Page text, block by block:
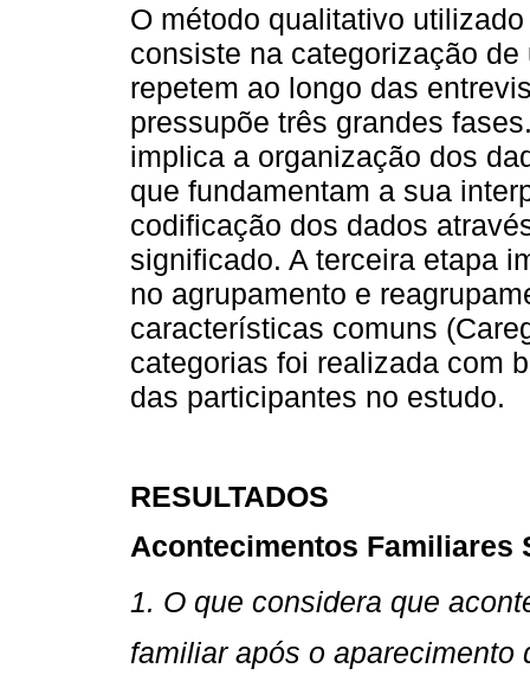
O método qualitativo
consiste na categorização
repetem ao longo das
pressupõe três grandes
implica a organização dos
que fundamentam a sua
codificação dos dados
significado. A terceira etapa
no agrupamento e
características comuns
categorias foi realizada com
das participantes no estudo.
RESULTADOS
Acontecimentos Familiares
1. O que considera que
familiar após o aparecimento